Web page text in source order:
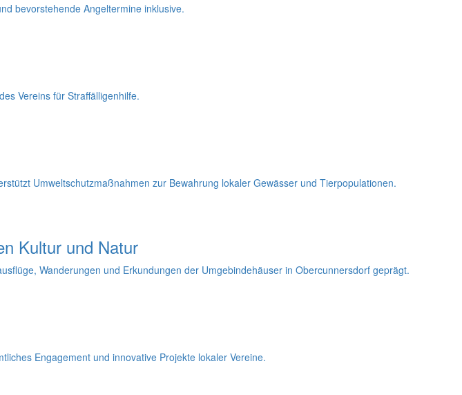
bevorstehende Angeltermine inklusive.
Vereins für Straffälligenhilfe.
Umweltschutzmaßnahmen zur Bewahrung lokaler Gewässer und Tierpopulationen.
Kultur und Natur
Wanderungen und Erkundungen der Umgebindehäuser in Obercunnersdorf geprägt.
Engagement und innovative Projekte lokaler Vereine.